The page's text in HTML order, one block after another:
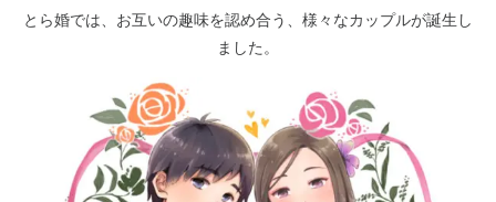
とら婚では、お互いの趣味を認め合う、様々なカップルが誕生し
ました。